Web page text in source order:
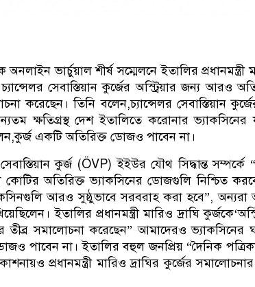
ভার্চুয়াল শীর্ষ সম্মেলনে ইতালির প্রধানমন্ত্রী
সেবাস্তিয়ান কুর্জের অস্ট্রিয়ার জন্য আরও
করেছেন। তিনি বলেন,চ্যান্সেলর সেবাস্তিয়ান
ক্ষতিগ্রস্থ দেশ ইতালিতে করোনার ভ্যাকসিনের
একটি অতিরিক্ত ডোজও পাবেন না।
কুর্জ (ÖVP) ইইউর যৌথ সিদ্ধান্ত সম্পর্কে
কোটির অতিরিক্ত ভ্যাকসিনের ডোজগুলি নিশ্চিত
আরও সুষ্ঠুভাবে সরবরাহ করা হবে”,
ইতালির প্রধানমন্ত্রী মারিও দ্রাঘি
তীব্র সমালোচনা করেছেন” আমাদেরও ভ্যাকসিনের
পাবেন না। ইতালির বহুল জনপ্রিয় “দৈনিক
প্রধানমন্ত্রী মারিও দ্রাঘির কুর্জের